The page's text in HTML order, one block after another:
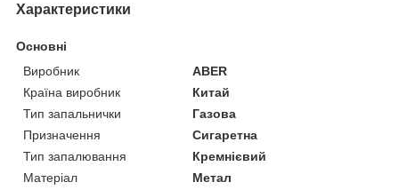
Характеристики
Основні
Виробник
ABER
Країна виробник
Китай
Тип запальнички
Газова
Призначення
Сигаретна
Тип запалювання
Кремнієвий
Матеріал
Метал